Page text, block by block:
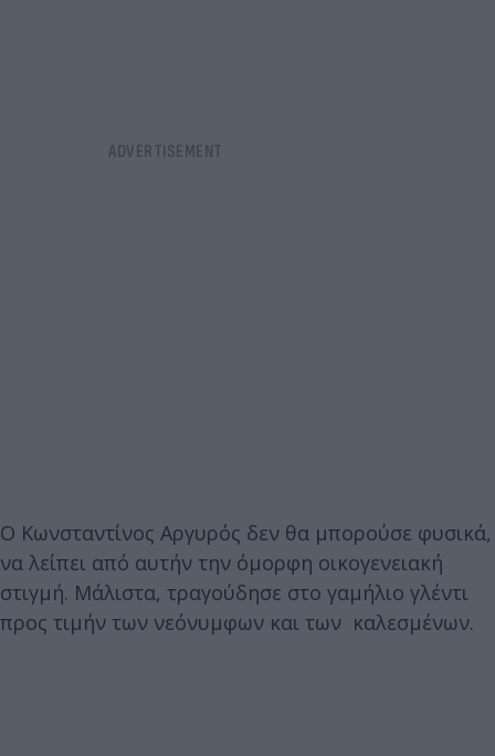
Ο Κωνσταντίνος Αργυρός δεν θα μπορούσε φυσικά,
να λείπει από αυτήν την όμορφη οικογενειακή
στιγμή. Μάλιστα, τραγούδησε στο γαμήλιο γλέντι
προς τιμήν των νεόνυμφων και των καλεσμένων.